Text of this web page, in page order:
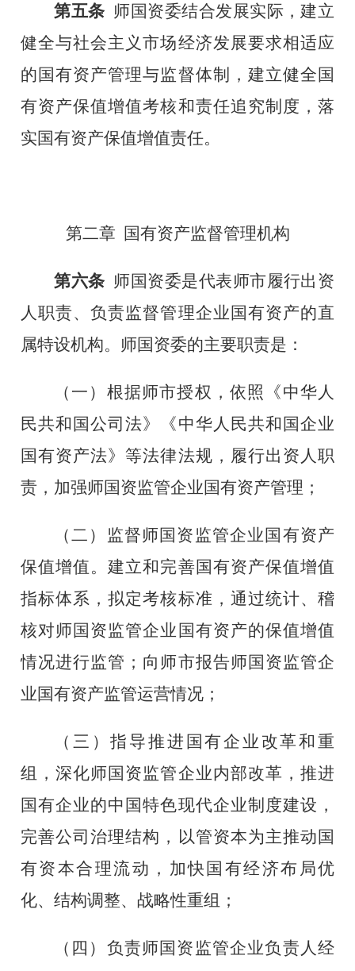
第五条 师国资委结合发展实际，建立
健全与社会主义市场经济发展要求相适应
的国有资产管理与监督体制，建立健全国
有资产保值增值考核和责任追究制度，落
实国有资产保值增值责任。
第二章 国有资产监督管理机构
第六条 师国资委是代表师市履行出资
人职责、负责监督管理企业国有资产的直
属特设机构。师国资委的主要职责是：
（一） 根据师市授权，依照《中华人
民共和国公司法》《中华人民共和国企业
国有资产法》等法律法规，履行出资人职
责，加强师国资监管企业国有资产管理；
（二） 监督师国资监管企业国有资产
保值增值。建立和完善国有资产保值增值
指标体系，拟定考核标准，通过统计、稽
核对师国资监管企业国有资产的保值增值
情况进行监管；向师市报告师国资监管企
业国有资产监管运营情况；
（三）指导推进 国有企业改革和重
组，深化师国资监管企业内部改革，推进
国有企业的中国特色现代企业制度建设，
完善公司治理结构， 以管资本为主推动 国
有资本合理流动，加快 国有经济布局优
化、结构调整、战略性重组；
（四） 负责师国资监管企业负责人经